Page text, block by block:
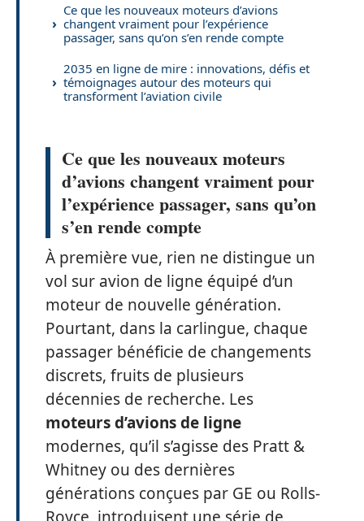
Ce que les nouveaux moteurs d’avions
changent vraiment pour l’expérience
passager, sans qu’on s’en rende compte
2035 en ligne de mire : innovations, défis et
témoignages autour des moteurs qui
transforment l’aviation civile
Ce que les nouveaux moteurs
d’avions changent vraiment pour
l’expérience passager, sans qu’on
s’en rende compte
À première vue, rien ne distingue un
vol sur avion de ligne équipé d’un
moteur de nouvelle génération.
Pourtant, dans la carlingue, chaque
passager bénéficie de changements
discrets, fruits de plusieurs
décennies de recherche. Les
moteurs d’avions de ligne
modernes, qu’il s’agisse des Pratt &
Whitney ou des dernières
générations conçues par GE ou Rolls-